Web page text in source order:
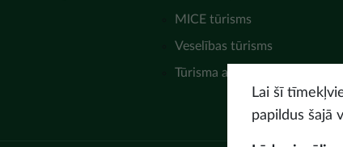
MICE tūrisms
Veselības tūrisms
Tūrisma asociācijas
Lai šī
papildus šajā